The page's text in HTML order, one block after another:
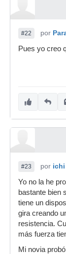
#22 por
Pues yo creo
#23 por ichi
Yo no la he
bastante bien
tiene un
gira creando
resistencia.
más fuerza
Mi novia